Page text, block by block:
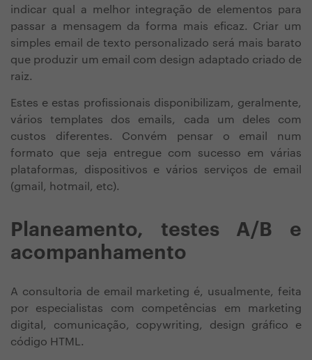
indicar qual a melhor integração de elementos para
passar a mensagem da forma mais eficaz. Criar um
simples email de texto personalizado será mais barato
que produzir um email com design adaptado criado de
raiz.
Estes e estas profissionais disponibilizam, geralmente,
vários templates dos emails, cada um deles com
custos diferentes. Convém pensar o email num
formato que seja entregue com sucesso em várias
plataformas, dispositivos e vários serviços de email
(gmail, hotmail, etc).
Planeamento, testes A/B e
acompanhamento
A consultoria de email marketing é, usualmente, feita
por especialistas com competências em marketing
digital, comunicação, copywriting, design gráfico e
código HTML.